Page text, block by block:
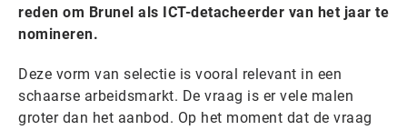
reden om Brunel als ICT-detacheerder van het jaar te
nomineren.
Deze vorm van selectie is vooral relevant in een
schaarse arbeidsmarkt. De vraag is er vele malen
groter dan het aanbod. Op het moment dat de vraag